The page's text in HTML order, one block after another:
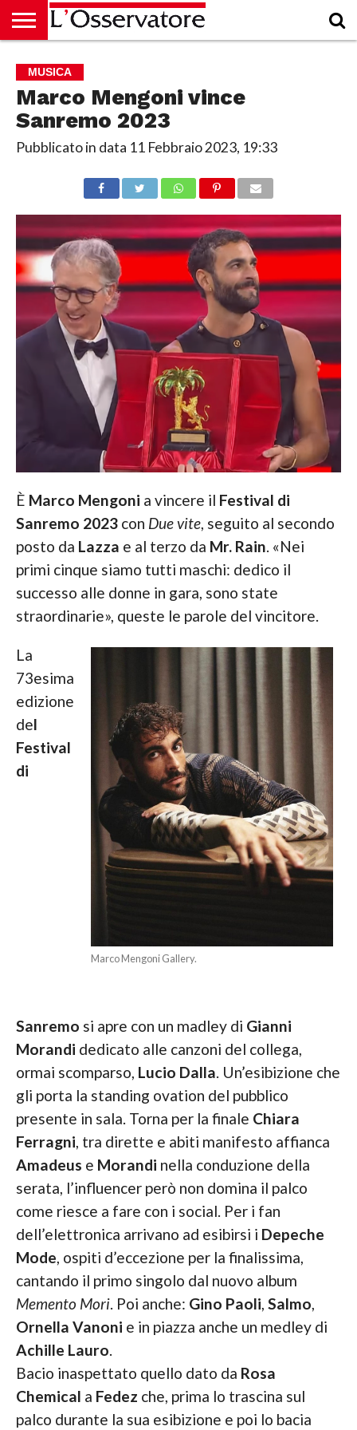
CULTURA
ECONOMIA
RUBRICHE
ARCHIVIO
PODCAST
ABBONAMENTO
CHI
SIAMO
ACCEDI
MUSICA
Marco Mengoni vince
Sanremo 2023
Pubblicato in data 11 Febbraio 2023, 19:33
È Marco Mengoni a vincere il Festival di
Sanremo 2023con Due vite, seguito al secondo
posto da Lazza e al terzo da Mr. Rain . «Nei
primi cinque siamo tutti maschi: dedico il
successo alle donne in gara, sono state
straordinarie», queste le parole del vincitore.
Marco Mengoni Gallery.
La
73esima
edizione
del
Festival
di
Sanremo si apre con un madley di Gianni
Morandi dedicato alle canzoni del collega,
ormai scomparso, Lucio Dalla. Un’esibizione che
gli porta la standing ovation del pubblico
presente in sala. Torna per la finale Chiara
Ferragni, tra dirette e abiti manifesto affianca
Amadeus e Morandi nella conduzione della
serata, l’influencer però non domina il palco
come riesce a fare con i social. Per i fan
dell’elettronica arrivano ad esibirsi i Depeche
Mode, ospiti d’eccezione per la finalissima,
cantando il primo singolo dal nuovo album
Memento Mori. Poi anche: Gino Paoli, Salmo,
Ornella Vanoni e in piazza anche un medley di
Achille Lauro.
Bacio inaspettato quello dato da Rosa
Chemical a Fedez che, prima lo trascina sul
palco durante la sua esibizione e poi lo bacia